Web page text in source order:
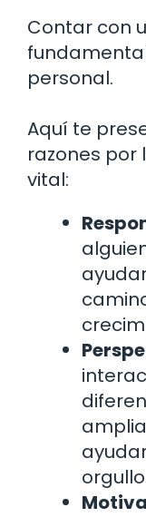
Contar con
personal.
Aquí te
razones por
vital: